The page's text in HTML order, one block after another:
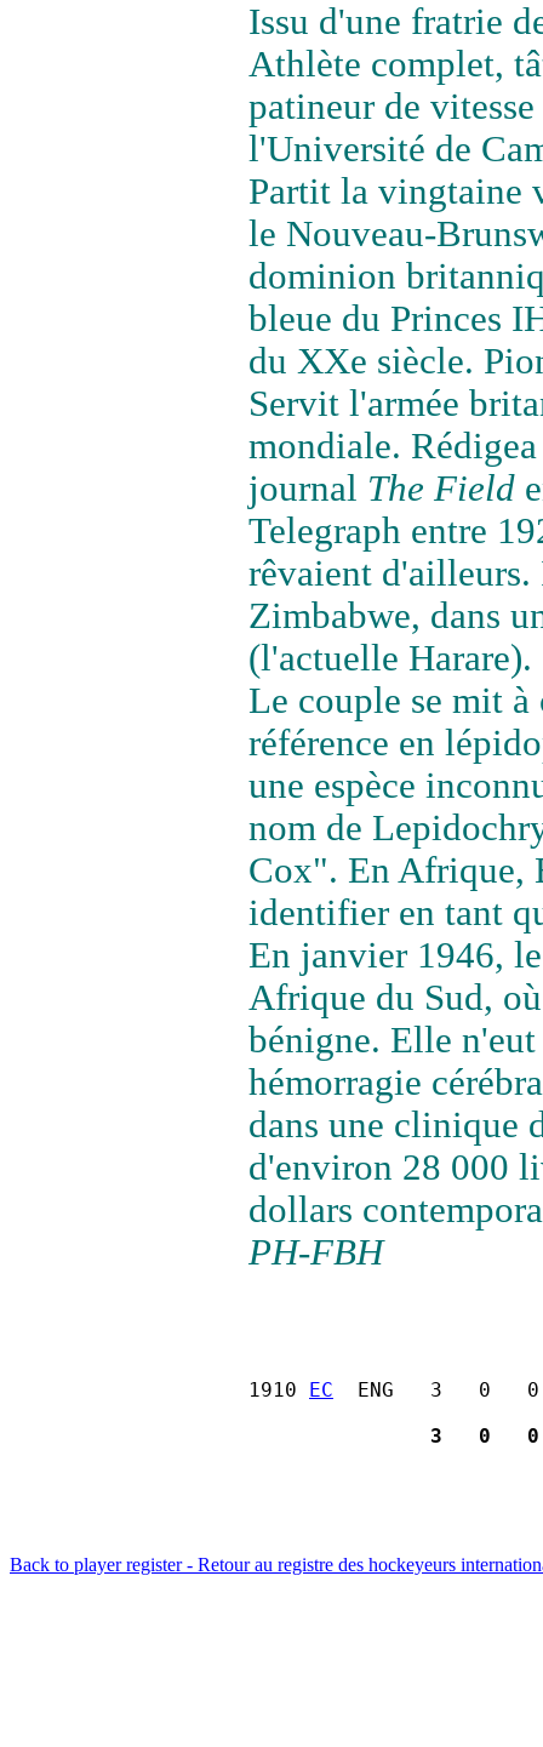
Issu d'une fratrie
Athlète complet,
patineur de
l'Université de
Partit la vingtaine
le Nouveau-
dominion
bleue du Princes
du XXe siècle.
Servit l'armée
mondiale.
journal The Field
Telegraph entre
rêvaient
Zimbabwe, dans
(l'actuelle Harare).
Le couple se mit
référence en
une espèce
nom de
Cox". En Afrique,
identifier en tant
En janvier 1946,
Afrique du Sud,
bénigne. Elle
hémorragie
dans une clinique
d'environ 28 000
dollars
PH-FBH
1910 EC
3   0
Back to player register - Retour au registre des hockeyeurs